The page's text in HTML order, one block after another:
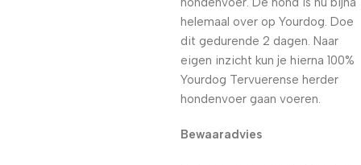
helemaal over op Yourdog. Doe
dit gedurende 2 dagen. Naar
eigen inzicht kun je hierna 100%
Yourdog Tervuerense herder
hondenvoer gaan voeren.
Bewaaradvies